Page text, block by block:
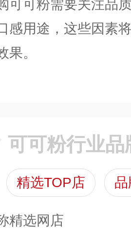
可可粉需要关注品
感用途，这些因素
果。
可可粉行业品
精选TOP店
精选网店